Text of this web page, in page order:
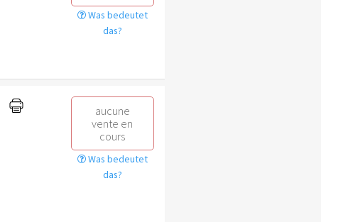
Was bedeutet
das?
aucune
vente en
cours
Was bedeutet
das?